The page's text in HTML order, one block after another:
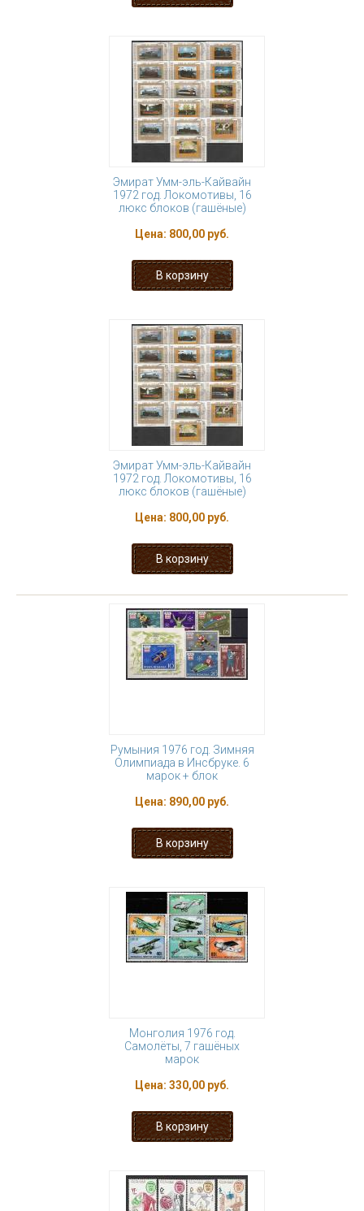
Эмират Умм-эль-Кайвайн
1972 год. Локомотивы, 16
люкс блоков (гашёные)
Цена: 800,00 руб.
Эмират Умм-эль-Кайвайн
1972 год. Локомотивы, 16
люкс блоков (гашёные)
Цена: 800,00 руб.
Румыния 1976 год. Зимняя
Олимпиада в Инсбруке. 6
марок + блок
Цена: 890,00 руб.
Монголия 1976 год.
Самолёты, 7 гашёных
марок
Цена: 330,00 руб.